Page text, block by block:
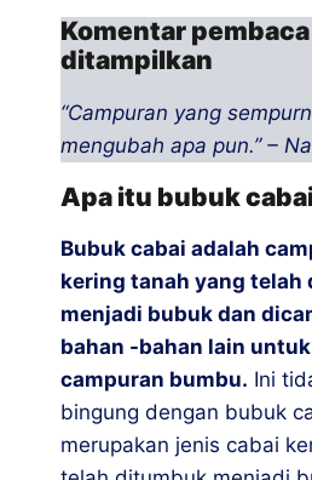
Komentar
ditampilkan
“Campuran yang
mengubah apa pun.” –
Apa itu bubuk
Bubuk cabai adalah
kering tanah yang telah
menjadi bubuk dan
bahan -bahan lain
campuran bumbu. Ini
bingung dengan bubuk
merupakan jenis cabai